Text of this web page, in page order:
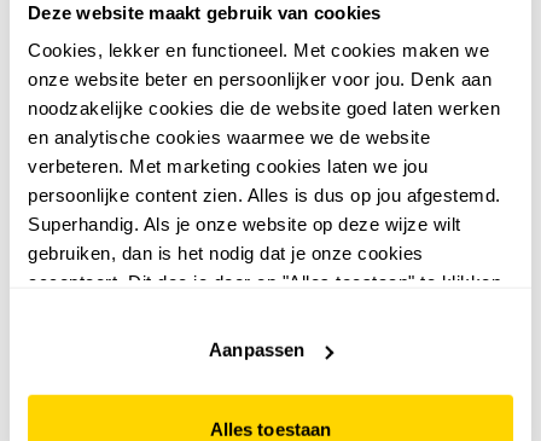
Deze website maakt gebruik van cookies
Cookies, lekker en functioneel. Met cookies maken we
onze website beter en persoonlijker voor jou. Denk aan
noodzakelijke cookies die de website goed laten werken
en analytische cookies waarmee we de website
verbeteren. Met marketing cookies laten we jou
persoonlijke content zien. Alles is dus op jou afgestemd.
Superhandig. Als je onze website op deze wijze wilt
gebruiken, dan is het nodig dat je onze cookies
accepteert. Dit doe je door op "Alles toestaan" te klikken.
website niet optimaal functioneert.
Aanpassen
Alles toestaan